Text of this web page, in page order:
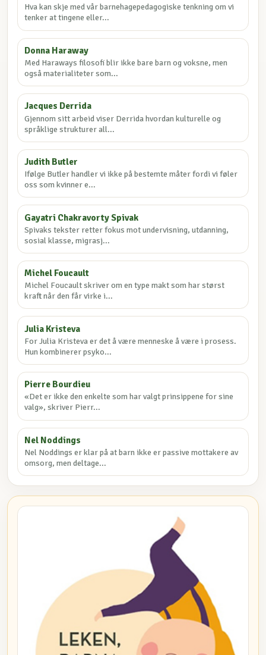
Hva kan skje med vår barnehagepedagogiske tenkning om vi
tenker at tingene eller...
Donna Haraway
Med Haraways filosofi blir ikke bare barn og voksne, men
også materialiteter som...
Jacques Derrida
Gjennom sitt arbeid viser Derrida hvordan kulturelle og
språklige strukturer all...
Judith Butler
Ifølge Butler handler vi ikke på bestemte måter fordi vi føler
oss som kvinner e...
Gayatri Chakravorty Spivak
Spivaks tekster retter fokus mot undervisning, utdanning,
sosial klasse, migrasj...
Michel Foucault
Michel Foucault skriver om en type makt som har størst
kraft når den får virke i...
Julia Kristeva
For Julia Kristeva er det å være menneske å være i prosess.
Hun kombinerer psyko...
Pierre Bourdieu
«Det er ikke den enkelte som har valgt prinsippene for sine
valg», skriver Pierr...
Nel Noddings
Nel Noddings er klar på at barn ikke er passive mottakere av
omsorg, men deltage...